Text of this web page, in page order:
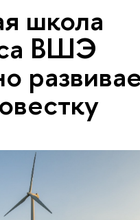
школа
ВШЭ